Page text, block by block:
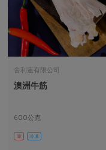
舍利蓮有限公司
澳洲牛筋
600公克
葷 冷凍